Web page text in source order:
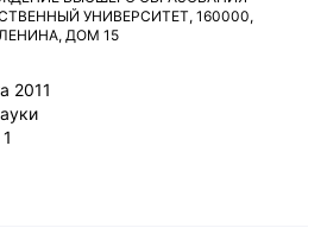
УНИВЕРСИТЕТ, 160000,
ДОМ 15
2011
1